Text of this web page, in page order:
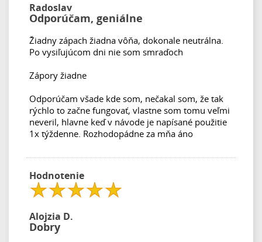
Radoslav
Odporúčam, geniálne
Žiadny zápach žiadna vôňa, dokonale neutrálna.
Po vysiľujúcom dni nie som smraďoch
Zápory žiadne
Odporúčam všade kde som, nečakal som, že tak
rýchlo to začne fungovať, vlastne som tomu veľmi
neveril, hlavne keď v návode je napísané použitie
1x týždenne. Rozhodopádne za mňa áno
Hodnotenie
Alojzia D.
Dobry